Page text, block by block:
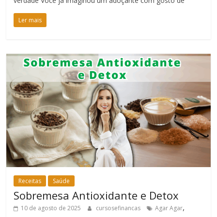
Ler mais
Receitas Saúde
Sobremesa Antioxidante e Detox
10 de agosto de 2025 cursosefinancas Agar Agar,